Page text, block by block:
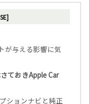
が与える影響に気
ておきApple Car
ションナビと純正